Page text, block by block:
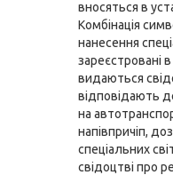
вносяться в
Комбінація
нанесення
зареєстровані
видаються
відповідають
на
напівпричіп,
спеціальних
свідоцтві про